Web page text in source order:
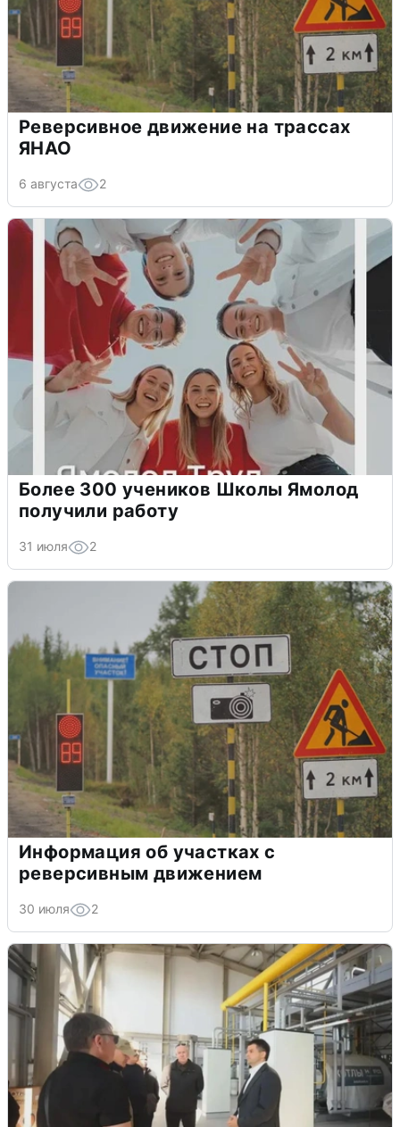
Реверсивное движение на трассах
ЯНАО
6 августа 2
Более 300 учеников Школы Ямолод
получили работу
31 июля 2
Информация об участках с
реверсивным движением
30 июля 2